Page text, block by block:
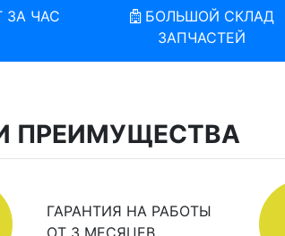
ЧАС
БОЛЬШОЙ СКЛАД
ЗАПЧАСТЕЙ
ПРЕИМУЩЕСТВА
ГАРАНТИЯ НА РАБОТЫ
ОТ 3 МЕСЯЦЕВ